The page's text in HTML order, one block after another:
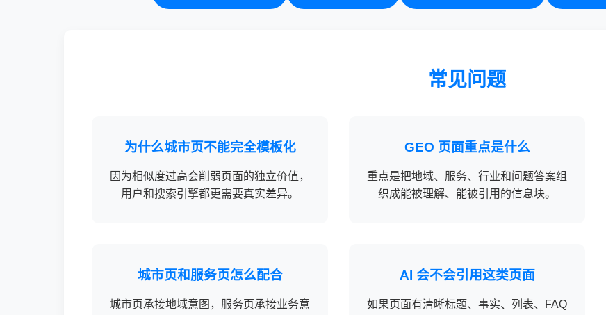
常见问题
为什么城市页不能完全模板化
因为相似度过高会削弱页面的独立价值，
用户和搜索引擎都更需要真实差异。
GEO 页面重点是什么
重点是把地域、服务、行业和问题答案组
织成能被理解、能被引用的信息块。
城市页和服务页怎么配合
城市页承接地域意图，服务页承接业务意
AI 会不会引用这类页面
如果页面有清晰标题、事实、列表、FAQ